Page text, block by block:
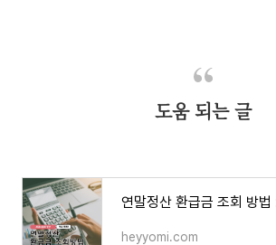
도움 되는 글
heyyomi.com